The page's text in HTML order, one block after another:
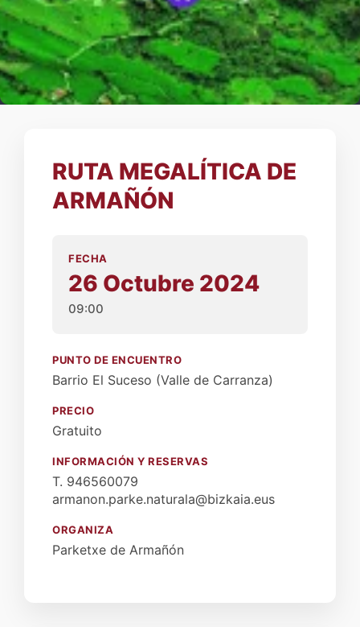
RUTA MEGALÍTICA DE
ARMAÑÓN
FECHA
26 Octubre 2024
09:00
PUNTO DE ENCUENTRO
Barrio El Suceso (Valle de Carranza)
PRECIO
Gratuito
INFORMACIÓN Y RESERVAS
T. 946560079
armanon.parke.naturala@bizkaia.eus
ORGANIZA
Parketxe de Armañón